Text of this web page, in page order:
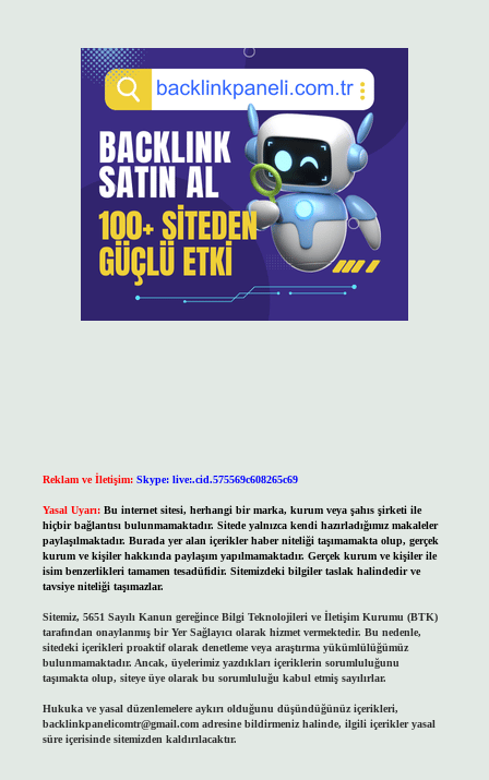
Reklam ve İletişim: Skype: live:.cid.575569c608265c69
Yasal Uyarı: Bu internet sitesi, herhangi bir marka, kurum veya şahıs şirketi ile
hiçbir bağlantısı bulunmamaktadır. Sitede yalnızca kendi hazırladığımız makaleler
paylaşılmaktadır. Burada yer alan içerikler haber niteliği taşımamakta olup, gerçek
kurum ve kişiler hakkında paylaşım yapılmamaktadır. Gerçek kurum ve kişiler ile
isim benzerlikleri tamamen tesadüfidir. Sitemizdeki bilgiler taslak halindedir ve
tavsiye niteliği taşımazlar.
Sitemiz, 5651 Sayılı Kanun gereğince Bilgi Teknolojileri ve İletişim Kurumu (BTK)
tarafından onaylanmış bir Yer Sağlayıcı olarak hizmet vermektedir. Bu nedenle,
sitedeki içerikleri proaktif olarak denetleme veya araştırma yükümlülüğümüz
bulunmamaktadır. Ancak, üyelerimiz yazdıkları içeriklerin sorumluluğunu
taşımakta olup, siteye üye olarak bu sorumluluğu kabul etmiş sayılırlar.
Hukuka ve yasal düzenlemelere aykırı olduğunu düşündüğünüz içerikleri,
backlinkpanelicomtr@gmail.comadresine bildirmeniz halinde, ilgili içerikler yasal
süre içerisinde sitemizden kaldırılacaktır.